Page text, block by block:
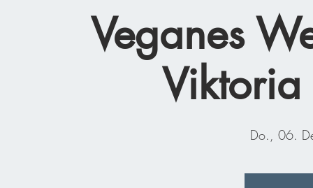
Veganes
Do., 06.